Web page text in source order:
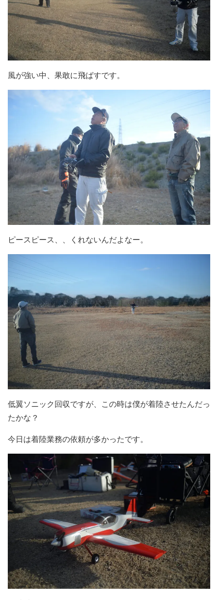
風が強い中、果敢に飛ばすです。
ピースピース、、くれないんだよなー。
低翼ソニック回収ですが、この時は僕が着陸させたんだっ
たかな？
今日は着陸業務の依頼が多かったです。